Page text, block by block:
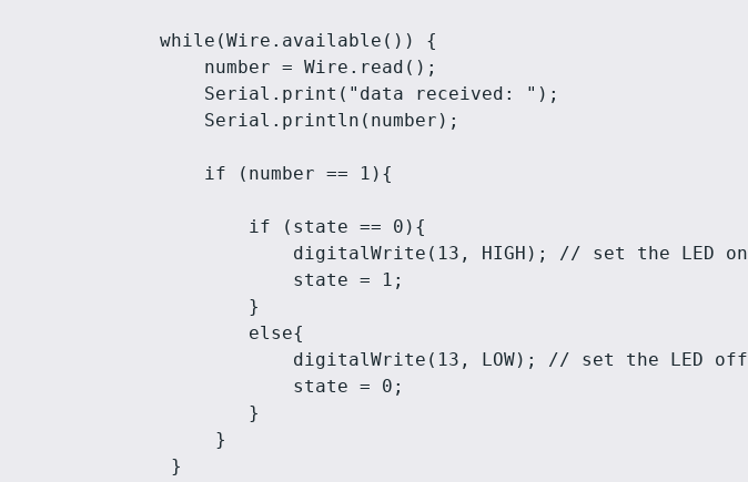
    while(Wire.available()) {
        number = Wire.read();
        Serial.print("data received: ");
        Serial.println(number);
        if (number == 1){
            if (state == 0){
                digitalWrite(13, HIGH); // set the LED on
                state = 1;
            }
            else{
                digitalWrite(13, LOW); // set the LED off
                state = 0;
            }
         }
     }